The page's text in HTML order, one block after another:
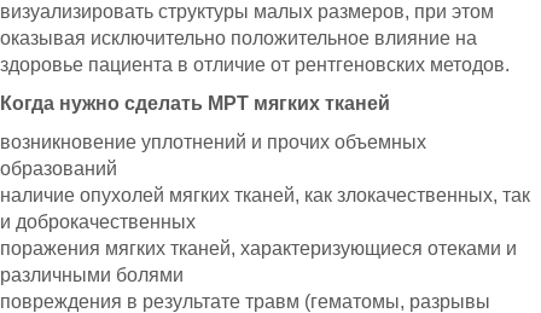
визуализировать структуры малых размеров, при этом
оказывая исключительно положительное влияние на
здоровье пациента в отличие от рентгеновских методов.
Когда нужно сделать МРТ мягких тканей
возникновение уплотнений и прочих объемных
образований
наличие опухолей мягких тканей, как злокачественных, так
и доброкачественных
поражения мягких тканей, характеризующиеся отеками и
различными болями
повреждения в результате травм (гематомы, разрывы